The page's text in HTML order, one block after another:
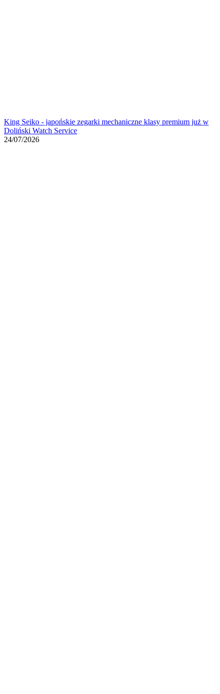
King Seiko - japońskie zegarki mechaniczne klasy premium już w
Doliński Watch Service
24/07/2026